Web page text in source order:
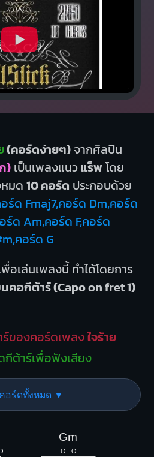
(คอร์ดง่ายๆ)จากศิลปิน
) เป็นเพลงแนวแร็พ โดย
มด 10 คอร์ด ประกอบด้วย
ร์ด Fmaj7,คอร์ด Dm,คอร์ด
ร์ด Am,คอร์ด F,คอร์ด
คอร์ด G
อเล่นเพลงนี้ ทำได้โดยการ
คอกีต้าร์ (Capo on fret 1)
ร์ของคอร์ดเพลงใจร้าย
ต้าร์เพื่อฟังเสียง
อร์ดทั้งหมด ▼
Gm
O O